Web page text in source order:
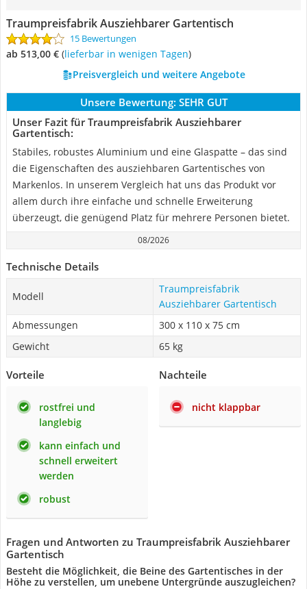
Traumpreisfabrik Ausziehbarer Gartentisch
15 Bewertungen
ab 513,00 € ( Lieferbar in wenigen Tagen)
Preisvergleich und weitere Angebote
Unsere Bewertung: SEHR GUT
Unser Fazit für Traumpreisfabrik Ausziehbarer
Gartentisch:
Stabiles, robustes Aluminium und eine Glaspatte – das sind
die Eigenschaften des ausziehbaren Gartentisches von
Markenlos. In unserem Vergleich hat uns das Produkt vor
allem durch ihre einfache und schnelle Erweiterung
überzeugt, die genügend Platz für mehrere Personen bietet.
08/2026
Technische Details
Modell
Traumpreisfabrik
Ausziehbarer Gartentisch
Abmessungen
300 x 110 x 75 cm
Gewicht
65 kg
Vorteile
rostfrei und
langlebig
kann einfach und
schnell erweitert
werden
robust
Nachteile
nicht klappbar
Fragen und Antworten zu Traumpreisfabrik Ausziehbarer
Gartentisch
Besteht die Möglichkeit, die Beine des Gartentisches in der
Höhe zu verstellen, um unebene Untergründe auszugleichen?